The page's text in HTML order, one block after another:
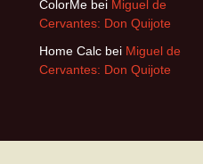
ColorMe bei Miguel de
Cervantes: Don Quijote
Home Calc bei Miguel de
Cervantes: Don Quijote